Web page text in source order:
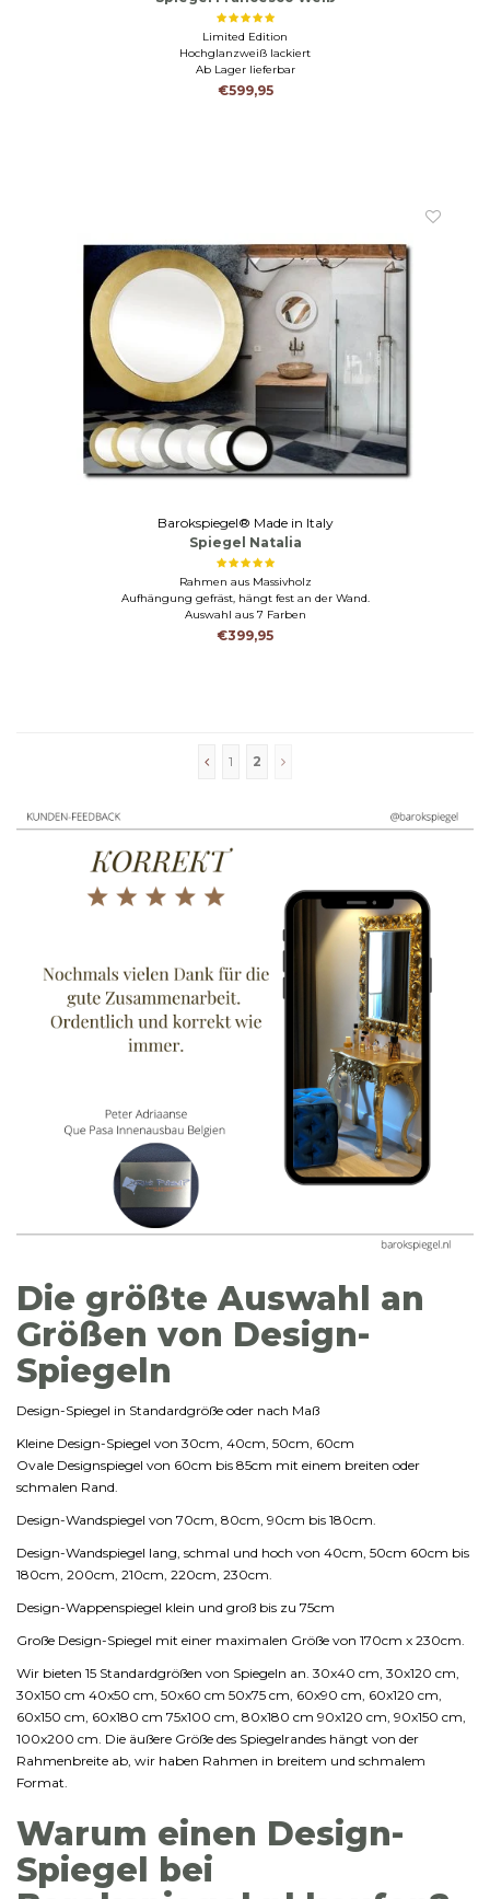
Limited Edition
Hochglanzweiß lackiert
Ab Lager lieferbar
€599,95
Barokspiegel® Made in Italy
Spiegel Natalia
Rahmen aus Massivholz
Aufhängung gefräst, hängt fest an der Wand.
Auswahl aus 7 Farben
€399,95
1 2
Die größte Auswahl an
Größen von Design-
Spiegeln
Design-Spiegel in Standardgröße oder nach Maß
Kleine Design-Spiegel von 30cm, 40cm, 50cm, 60cm
Ovale Designspiegel von 60cm bis 85cm mit einem breiten oder
schmalen Rand.
Design-Wandspiegel von 70cm, 80cm, 90cm bis 180cm.
Design-Wandspiegel lang, schmal und hoch von 40cm, 50cm 60cm bis
180cm, 200cm, 210cm, 220cm, 230cm.
Design-Wappenspiegel klein und groß bis zu 75cm
Große Design-Spiegel mit einer maximalen Größe von 170cm x 230cm.
Wir bieten 15 Standardgrößen von Spiegeln an. 30x40 cm, 30x120 cm,
30x150 cm 40x50 cm, 50x60 cm 50x75 cm, 60x90 cm, 60x120 cm,
60x150 cm, 60x180 cm 75x100 cm, 80x180 cm 90x120 cm, 90x150 cm,
100x200 cm. Die äußere Größe des Spiegelrandes hängt von der
Rahmenbreite ab, wir haben Rahmen in breitem und schmalem
Format.
Warum einen Design-
Spiegel bei